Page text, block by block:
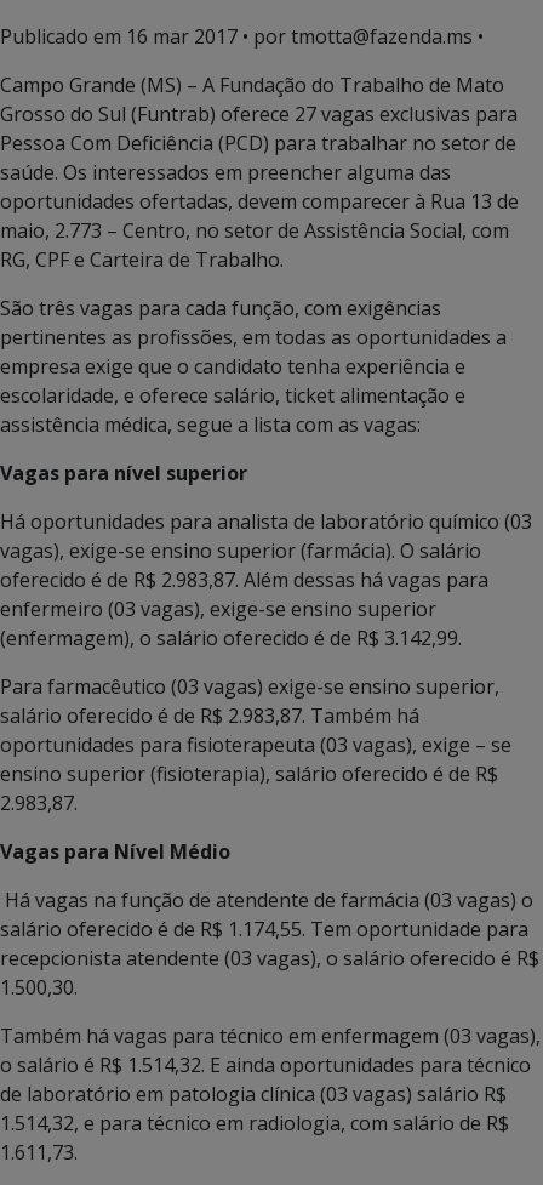
Publicado em 16 mar 2017 • por tmotta@fazenda.ms •
Campo Grande (MS) – A Fundação do Trabalho de Mato
Grosso do Sul (Funtrab) oferece 27 vagas exclusivas para
Pessoa Com Deficiência (PCD) para trabalhar no setor de
saúde. Os interessados em preencher alguma das
oportunidades ofertadas, devem comparecer à Rua 13 de
maio, 2.773 – Centro, no setor de Assistência Social, com
RG, CPF e Carteira de Trabalho.
São três vagas para cada função, com exigências
pertinentes as profissões, em todas as oportunidades a
empresa exige que o candidato tenha experiência e
escolaridade, e oferece salário, ticket alimentação e
assistência médica, segue a lista com as vagas:
Vagas para nível superior
Há oportunidades para analista de laboratório químico (03
vagas), exige-se ensino superior (farmácia). O salário
oferecido é de R$ 2.983,87. Além dessas há vagas para
enfermeiro (03 vagas), exige-se ensino superior
(enfermagem), o salário oferecido é de R$ 3.142,99.
Para farmacêutico (03 vagas) exige-se ensino superior,
salário oferecido é de R$ 2.983,87. Também há
oportunidades para fisioterapeuta (03 vagas), exige – se
ensino superior (fisioterapia), salário oferecido é de R$
2.983,87.
Vagas para Nível Médio
Há vagas na função de atendente de farmácia (03 vagas) o
salário oferecido é de R$ 1.174,55. Tem oportunidade para
recepcionista atendente (03 vagas), o salário oferecido é R$
1.500,30.
Também há vagas para técnico em enfermagem (03 vagas),
o salário é R$ 1.514,32. E ainda oportunidades para técnico
de laboratório em patologia clínica (03 vagas) salário R$
1.514,32, e para técnico em radiologia, com salário de R$
1.611,73.